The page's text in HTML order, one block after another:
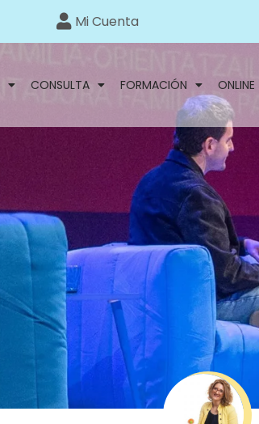
Mi Cuenta
CONSULTA FORMACIÓN ONLINE